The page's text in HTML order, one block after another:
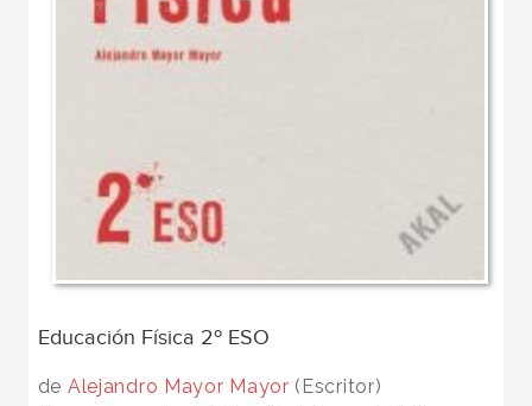
Educación Física 2º ESO
de Alejandro Mayor Mayor (Escritor)